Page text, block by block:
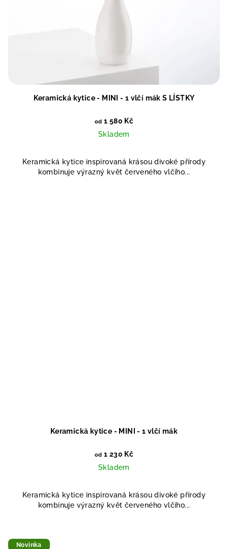
Keramická kytice - MINI - 1 vlčí mák S LÍSTKY
od 1 580 Kč
Skladem
Keramická kytice inspirovaná krásou divoké přírody
kombinuje výrazný květ červeného vlčího...
Keramická kytice - MINI - 1 vlčí mák
od 1 230 Kč
Skladem
Keramická kytice inspirovaná krásou divoké přírody
kombinuje výrazný květ červeného vlčího...
Novinka